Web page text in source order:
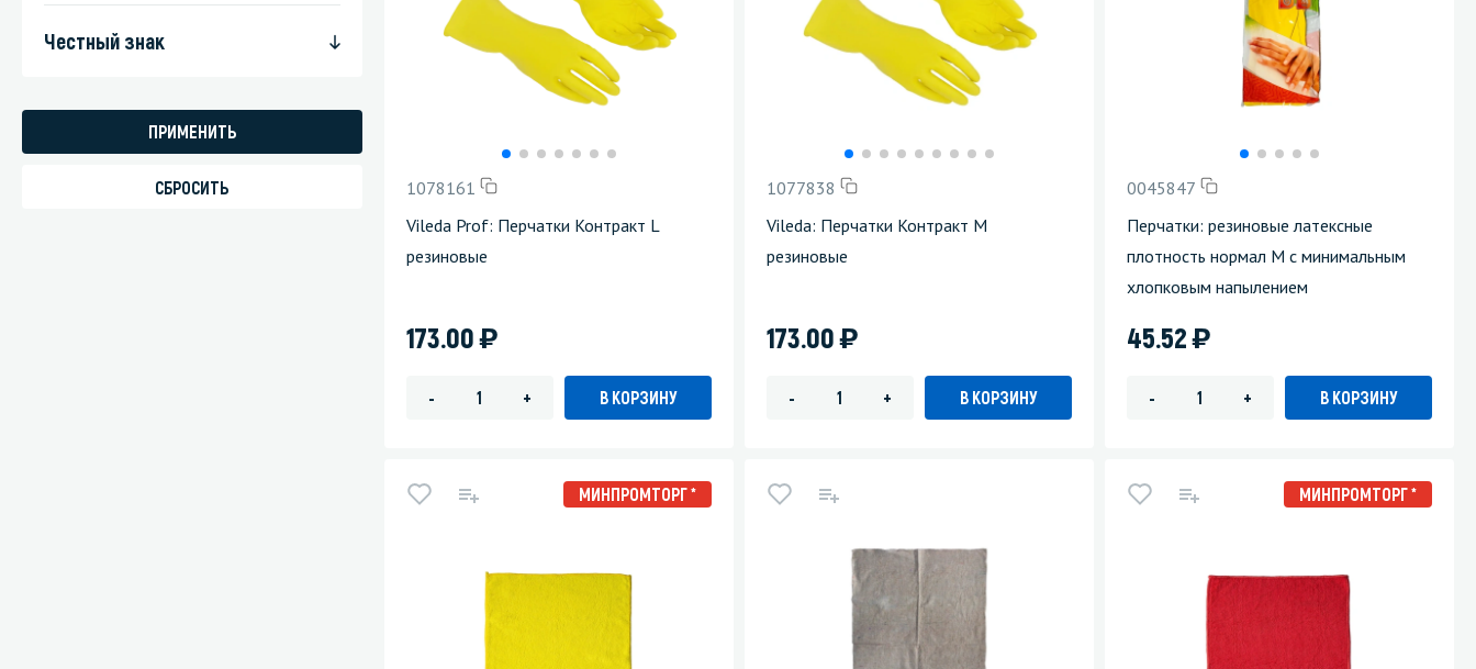
Честный знак
1078161
Vileda Prof: Перчатки Контракт L
резиновые
173.00)
- + В КОРЗИНУ
1077838
Vileda: Перчатки Контракт M
резиновые
173.00)
- + В КОРЗИНУ
0045847
Перчатки: резиновые латексные
плотность нормал M с минимальным
хлопковым напылением
45.52)
- + В КОРЗИНУ
МИНПРОМТОРГ * МИНПРОМТОРГ *